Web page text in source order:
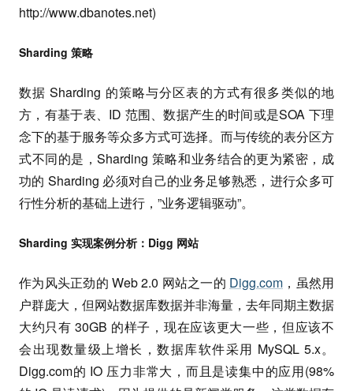
http://www.dbanotes.net)
Sharding 策略
数据 Sharding 的策略与分区表的方式有很多类似的地
方，有基于表、ID 范围、数据产生的时间或是SOA 下理
念下的基于服务等众多方式可选择。而与传统的表分区方
式不同的是，Sharding 策略和业务结合的更为紧密，成
功的 Sharding 必须对自己的业务足够熟悉，进行众多可
行性分析的基础上进行，”业务逻辑驱动”。
Sharding 实现案例分析：Digg 网站
作为风头正劲的 Web 2.0 网站之一的 Digg.com ，虽然用
户群庞大，但网站数据库数据并非海量，去年同期主数据
大约只有 30GB 的样子，现在应该更大一些，但应该不
会出现数量级上增长，数据库软件采用 MySQL 5.x。
Digg.com的 IO 压力非常大，而且是读集中的应用(98%